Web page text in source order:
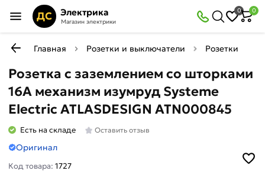
ДС Электрика
Магазин электрики
0 0
Главная Розетки и выключатели Розетки
Розетка с заземлением со шторками
16А механизм изумруд Systeme
Electric ATLASDESIGN ATN000845
Есть на складе Оставить отзыв
Оригинал
Код товара:1727